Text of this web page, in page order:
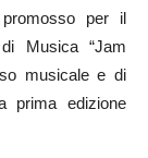
per il
Musica “Jam
musicale e di
prima edizione